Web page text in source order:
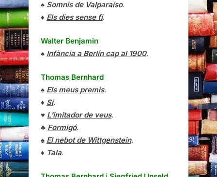
♠ Somnis de Valparaíso.
♦ Els dies sense fi.
Walter Benjamin
♠ Infància a Berlín cap al 1900.
Thomas Bernhard
♠ Els meus premis.
♦ Sí.
♥ L’imitador de veus.
♣ Formigó.
♠ El nebot de Wittgenstein.
♦ Tala.